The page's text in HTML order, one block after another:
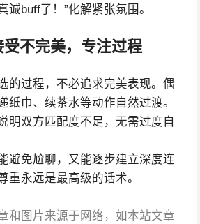
诚buff了！”化解紧张氛围。
不完美，专注过程
的过程，不必追求完美表现。偶
纸巾、续茶水等动作自然过渡。
明双方匹配度不足，无需过度自
避免尬聊，又能逐步建立深度连
重永远是最高级的话术。
和图片来源于网络，如本站文章